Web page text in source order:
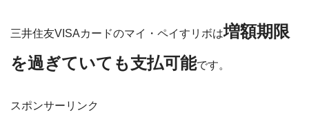
三井住友VISAカードのマイ・ペイすリボは増額期限
を過ぎていても支払可能です。
スポンサーリンク